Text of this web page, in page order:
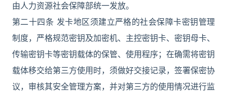
由人力资源社会保障部统一发放。
第二十四条 发卡地区须建立严格的社会保障卡密钥管理
制度，严格规范密钥及加密机、主控密钥卡、密钥母卡、
传输密钥卡等密钥载体的保管、使用程序；在确需将密钥
载体移交给第三方使用时，须做好交接记录，签署保密协
议，审核其安全管理方案，并对第三方的使用情况进行监